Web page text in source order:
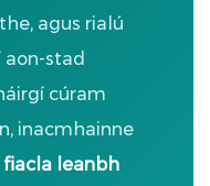
agus rialú
stad
cúram
inacmhainne
fiacla leanbh